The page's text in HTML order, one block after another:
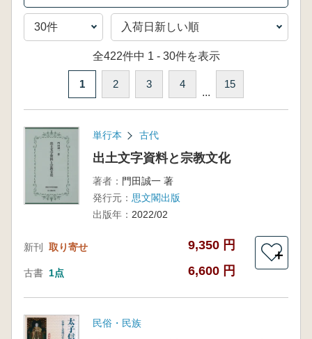
全422件中 1 - 30件を表示
1 2 3 4
...
15
単行本 古代
出土文字資料と宗教文化
著者： 門田誠一 著
発行元： 思文閣出版
出版年： 2022/02
新刊 取り寄せ 9,350 円
古書 1点 6,600 円
＋
民俗・民族